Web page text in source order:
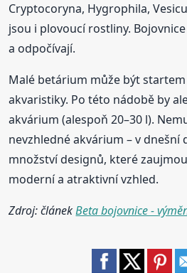
Cryptocoryna, Hygrophila,
jsou i plovoucí rostliny.
a odpočívají.
Malé betárium může být
akvaristiky. Po této nádobě by
akvárium (alespoň 20–30 l).
nevzhledné akvárium – v dnešní
množství designů, které
moderní a atraktivní vzhled.
Zdroj: článekBeta bojovnice -